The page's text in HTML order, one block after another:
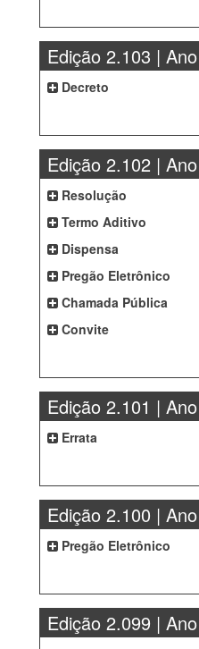
Edição 2.103 |
Decreto
Edição 2.102 |
Resolução
Termo Aditivo
Dispensa
Pregão Eletrônico
Chamada Pública
Convite
Edição 2.101 |
Errata
Edição 2.100 |
Pregão Eletrônico
Edição 2.099 |